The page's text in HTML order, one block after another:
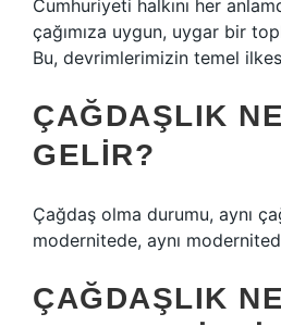
Cumhuriyeti halkını her
çağımıza uygun, uygar bir
Bu, devrimlerimizin temel
ÇAĞDAŞLIK
GELIR?
Çağdaş olma durumu, aynı
modernitede, aynı
ÇAĞDAŞLIK